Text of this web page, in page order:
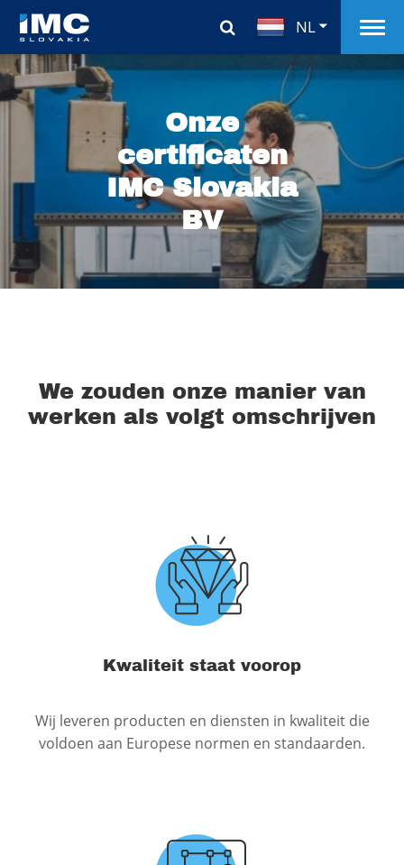
NL
Onze
certificaten
IMC Slovakia
BV
We zouden onze manier van
werken als volgt omschrijven
Kwaliteit staat voorop
Wij leveren producten en diensten in kwaliteit die
voldoen aan Europese normen en standaarden.